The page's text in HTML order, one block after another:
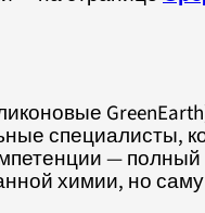
специалисты,
— полный
химии, но